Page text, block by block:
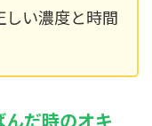
い濃度と時間
だ時のオキ